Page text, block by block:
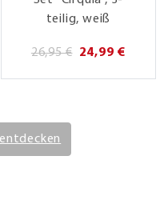
teilig, weiß
26,95 € 24,99 €